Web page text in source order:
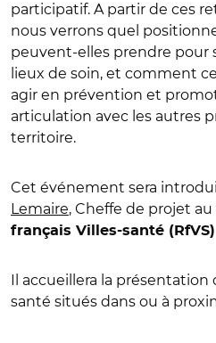
participatif. A partir de ces
nous verrons quel
peuvent-elles prendre pour
lieux de soin, et comment
agir en prévention et
articulation avec les autres
territoire.
Cet événement sera
Lemaire, Cheffe de projet
français Villes-santé (RfVS)
Il accueillera la présentation
santé situés dans ou à